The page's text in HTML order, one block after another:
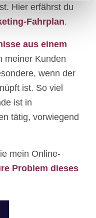
Hier erfährst du
Fahrplan.
aus einem
meiner Kunden
wenn der
ist. So viel
ist in
tätig, vorwiegend
mein Online-
Problem dieses